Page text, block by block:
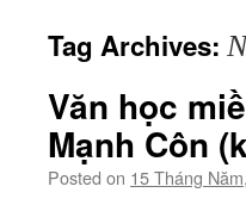
Tag Archives:
Văn học
Mạnh Côn
Posted on 15 Tháng